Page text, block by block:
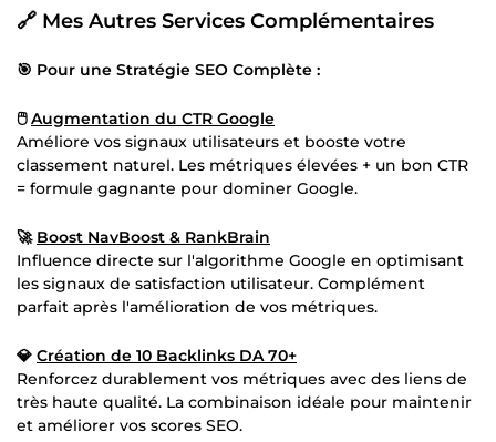
🔗 Mes Autres Services Complémentaires
🎯 Pour une Stratégie SEO Complète :
🖱️Augmentation du CTR Google
Améliore vos signaux utilisateurs et booste votre
classement naturel. Les métriques élevées + un bon CTR
= formule gagnante pour dominer Google.
🚀 Boost NavBoost & RankBrain
Influence directe sur l'algorithme Google en optimisant
les signaux de satisfaction utilisateur. Complément
parfait après l'amélioration de vos métriques.
💎 Création de 10 Backlinks DA 70+
Renforcez durablement vos métriques avec des liens de
très haute qualité. La combinaison idéale pour maintenir
et améliorer vos scores SEO.